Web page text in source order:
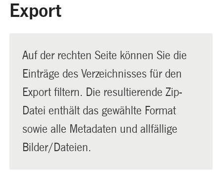
Export
Auf der rechten Seite können Sie die
Einträge des Verzeichnisses für den
Export filtern. Die resultierende Zip-
Datei enthält das gewählte Format
sowie alle Metadaten und allfällige
Bilder/Dateien.